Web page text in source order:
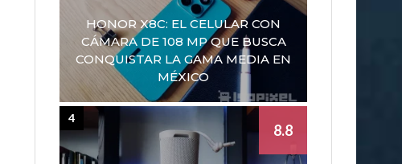
HONOR X8C: EL CELULAR CON
CÁMARA DE 108 MP QUE BUSCA
CONQUISTAR LA GAMA MEDIA EN
MÉXICO
8.8
4